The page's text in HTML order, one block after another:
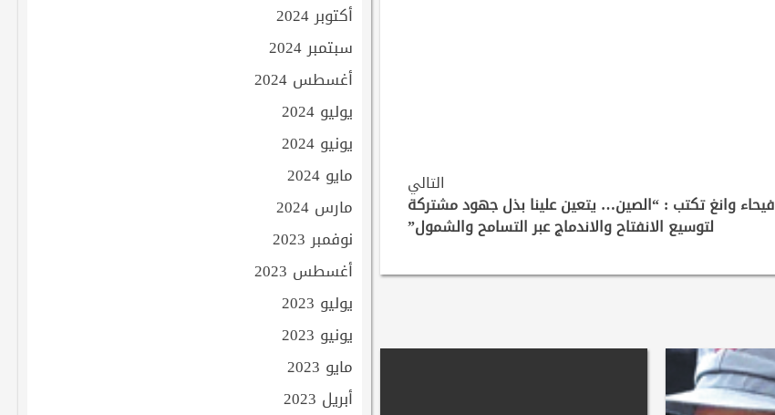
التالي
فيحاء وانغ تكتب : “الصين… يتعين علينا بذل جهود مشتركة
لتوسيع الانفتاح والاندماج عبر التسامح والشمول”
أكتوبر 2024
سبتمبر 2024
أغسطس 2024
يوليو 2024
يونيو 2024
مايو 2024
مارس 2024
نوفمبر 2023
أغسطس 2023
يوليو 2023
يونيو 2023
مايو 2023
أبريل 2023